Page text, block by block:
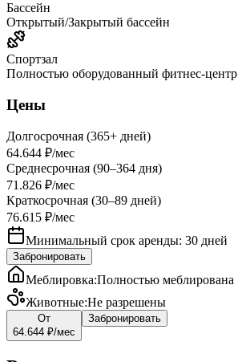
Бассейн
Открытый/Закрытый бассейн
Спортзал
Полностью оборудованный фитнес-центр
Цены
Долгосрочная (365+ дней)
64.644 ₽/мес
Среднесрочная (90–364 дня)
71.826 ₽/мес
Краткосрочная (30–89 дней)
76.615 ₽/мес
Минимальный срок аренды: 30 дней
Забронировать
Меблировка:Полностью меблирована
Животные:Не разрешены
От
64.644 ₽/мес
Забронировать